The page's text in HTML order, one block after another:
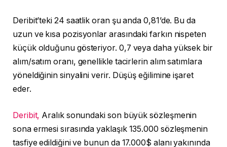
Deribit’teki 24 saatlik oran şu anda 0,81’de. Bu da
uzun ve kısa pozisyonlar arasındaki farkın nispeten
küçük olduğunu gösteriyor. 0,7 veya daha yüksek bir
alım/satım oranı, genellikle tacirlerin alım satımlara
yöneldiğinin sinyalini verir. Düşüş eğilimine işaret
eder.
Deribit, Aralık sonundaki son büyük sözleşmenin
sona ermesi sırasında yaklaşık 135.000 sözleşmenin
tasfiye edildiğini ve bunun da 17.000$ alanı yakınında